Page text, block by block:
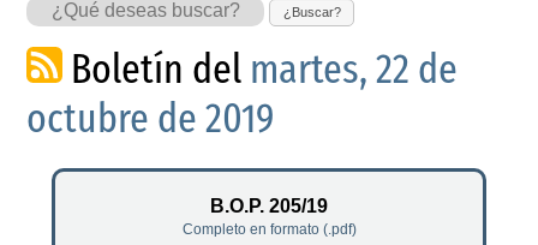
¿Buscar?
Boletín del martes, 22 de
octubre de 2019
B.O.P. 205/19
Completo en formato (.pdf)